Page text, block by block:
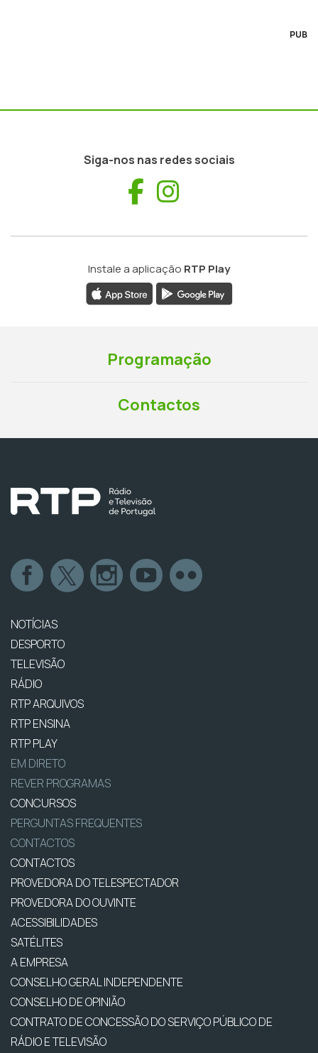
PUB
Siga-nos nas redes sociais
Facebook
Instale a aplicação RTP Play
Programação
Contactos
NOTÍCIAS
DESPORTO
TELEVISÃO
RÁDIO
RTP ARQUIVOS
RTP ENSINA
RTP PLAY
EM DIRETO
REVER PROGRAMAS
CONCURSOS
PERGUNTAS FREQUENTES
CONTACTOS
CONTACTOS
PROVEDORA DO TELESPECTADOR
PROVEDORA DO OUVINTE
ACESSIBILIDADES
SATÉLITES
A EMPRESA
CONSELHO GERAL INDEPENDENTE
CONSELHO DE OPINIÃO
CONTRATO DE CONCESSÃO DO SERVIÇO PÚBLICO DE
RÁDIO E TELEVISÃO